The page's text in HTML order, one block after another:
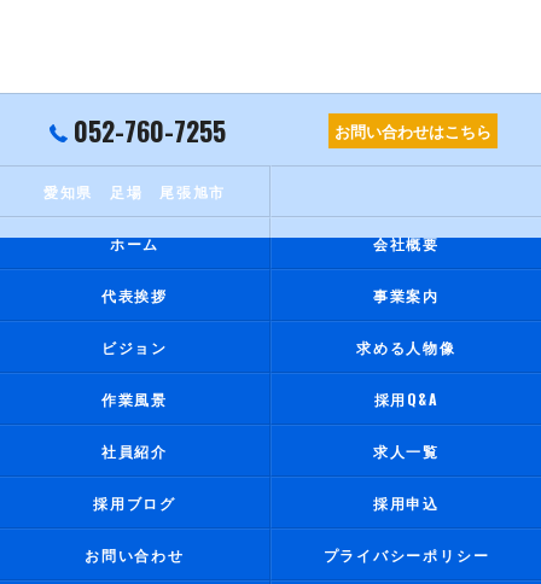
052-760-7255 お問い合わせはこちら
愛知県 足場 尾張旭市
ホーム 会社概要
代表挨拶 事業案内
ビジョン 求める人物像
作業風景 採用Q&A
社員紹介 求人一覧
採用ブログ 採用申込
お問い合わせ プライバシーポリシー